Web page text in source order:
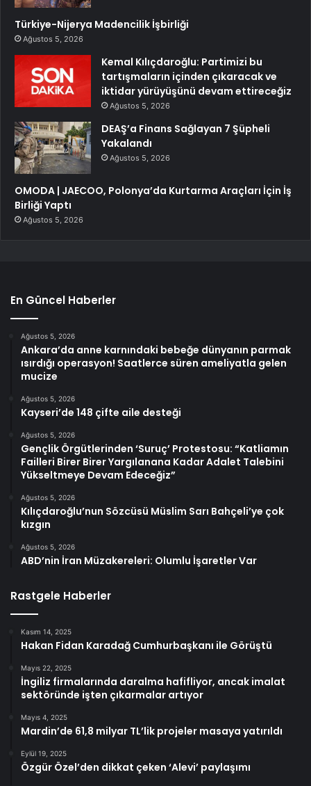
Türkiye-Nijerya Madencilik İşbirliği
Ağustos 5, 2026
Kemal Kılıçdaroğlu: Partimizi bu
tartışmaların içinden çıkaracak ve
iktidar yürüyüşünü devam ettireceğiz
Ağustos 5, 2026
DEAŞ’a Finans Sağlayan 7 Şüpheli
Yakalandı
Ağustos 5, 2026
OMODA | JAECOO, Polonya’da Kurtarma Araçları İçin İş
Birliği Yaptı
Ağustos 5, 2026
En Güncel Haberler
Ağustos 5, 2026
Ankara’da anne karnındaki bebeğe dünyanın parmak
ısırdığı operasyon! Saatlerce süren ameliyatla gelen
mucize
Ağustos 5, 2026
Kayseri’de 148 çifte aile desteği
Ağustos 5, 2026
Gençlik Örgütlerinden ‘Suruç’ Protestosu: “Katliamın
Failleri Birer Birer Yargılanana Kadar Adalet Talebini
Yükseltmeye Devam Edeceğiz”
Ağustos 5, 2026
Kılıçdaroğlu’nun Sözcüsü Müslim Sarı Bahçeli’ye çok
kızgın
Ağustos 5, 2026
ABD’nin İran Müzakereleri: Olumlu İşaretler Var
Rastgele Haberler
Kasım 14, 2025
Hakan Fidan Karadağ Cumhurbaşkanı ile Görüştü
Mayıs 22, 2025
İngiliz firmalarında daralma hafifliyor, ancak imalat
sektöründe işten çıkarmalar artıyor
Mayıs 4, 2025
Mardin’de 61,8 milyar TL’lik projeler masaya yatırıldı
Eylül 19, 2025
Özgür Özel’den dikkat çeken ‘Alevi’ paylaşımı